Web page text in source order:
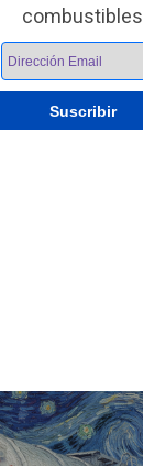
combustibles